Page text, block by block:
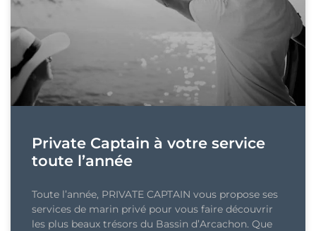
Private Captain à votre service
toute l’année
Toute l’année, PRIVATE CAPTAIN vous propose ses
services de marin privé pour vous faire découvrir
les plus beaux trésors du Bassin d’Arcachon. Que